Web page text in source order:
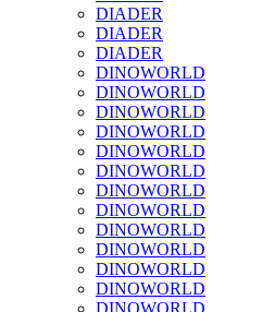
DIADER
DIADER
DIADER
DINOWORLD
DINOWORLD
DINOWORLD
DINOWORLD
DINOWORLD
DINOWORLD
DINOWORLD
DINOWORLD
DINOWORLD
DINOWORLD
DINOWORLD
DINOWORLD
DINOWORLD